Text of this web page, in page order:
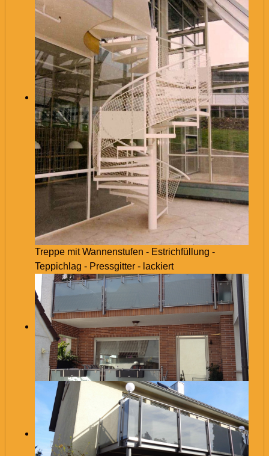
Treppe mit Wannenstufen - Estrichfüllung -
Teppichlag - Pressgitter - lackiert